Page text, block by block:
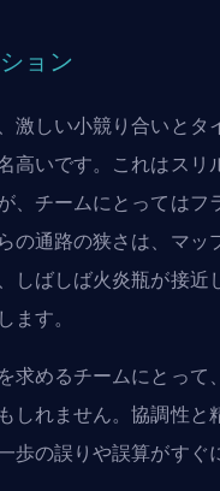
ョン
激しい小競り合いとタ
高いです。これはスリ
、チームにとってはフ
の通路の狭さは、マッ
しばしば火炎瓶が接近
す。
求めるチームにとって
しれません。協調性と
歩の誤りや誤算がすぐ